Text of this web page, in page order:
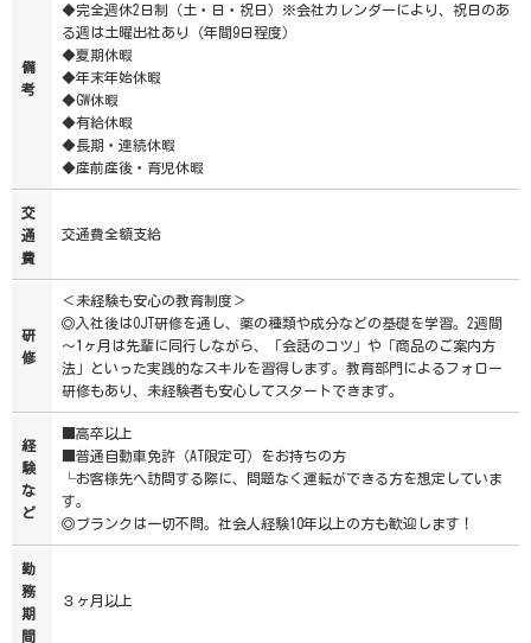
備
考
◆完全週休2日制（土・日・祝日）※会社カレンダーにより、祝日のあ
る週は土曜出社あり（年間9日程度）
◆夏期休暇
◆年末年始休暇
◆GW休暇
◆有給休暇
◆長期・連続休暇
◆産前産後・育児休暇
交
通
費
交通費全額支給
研
修
＜未経験も安心の教育制度＞
◎入社後はOJT研修を通し、薬の種類や成分などの基礎を学習。2週間
～1ヶ月は先輩に同行しながら、「会話のコツ」や「商品のご案内方
法」といった実践的なスキルを習得します。教育部門によるフォロー
研修もあり、未経験者も安心してスタートできます。
経
験
な
ど
■高卒以上
■普通自動車免許（AT限定可）をお持ちの方
└お客様先へ訪問する際に、問題なく運転ができる方を想定していま
す。
◎ブランクは一切不問。社会人経験10年以上の方も歓迎します！
勤
務
期
間
３ヶ月以上